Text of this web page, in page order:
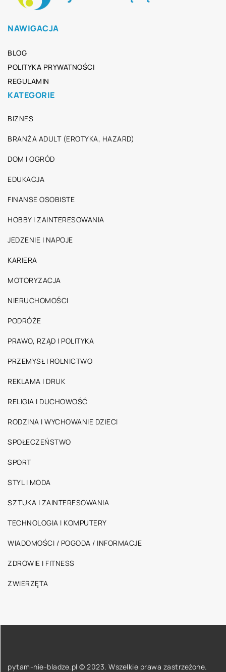
NAWIGACJA
BLOG
POLITYKA PRYWATNOŚCI
REGULAMIN
KATEGORIE
BIZNES
BRANŻA ADULT (EROTYKA, HAZARD)
DOM I OGRÓD
EDUKACJA
FINANSE OSOBISTE
HOBBY I ZAINTERESOWANIA
JEDZENIE I NAPOJE
KARIERA
MOTORYZACJA
NIERUCHOMOŚCI
PODRÓŻE
PRAWO, RZĄD I POLITYKA
PRZEMYSŁ I ROLNICTWO
REKLAMA I DRUK
RELIGIA I DUCHOWOŚĆ
RODZINA I WYCHOWANIE DZIECI
SPOŁECZEŃSTWO
SPORT
STYL I MODA
SZTUKA I ZAINTERESOWANIA
TECHNOLOGIA I KOMPUTERY
WIADOMOŚCI / POGODA / INFORMACJE
ZDROWIE I FITNESS
ZWIERZĘTA
pytam-nie-bladze.pl © 2023. Wszelkie prawa zastrzeżone.